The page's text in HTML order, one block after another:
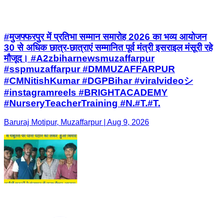
#मुजफ्फरपुर में प्रतिभा सम्मान समारोह 2026 का भव्य आयोजन
30 से अधिक छात्र-छात्राएं सम्मानित पूर्व मंत्री इसराइल मंसूरी रहे
मौजूद। #A2zbiharnewsmuzaffarpur
#sspmuzaffarpur #DMMUZAFFARPUR
#CMNitishKumar #DGPBihar #viralvideoシ
#instagramreels #BRIGHTACADEMY
#NurseryTeacherTraining #N.#T.#T.
Baruraj Motipur, Muzaffarpur | Aug 9, 2026